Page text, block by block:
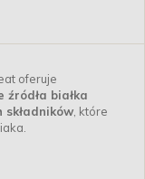
oferuje
białka
, które